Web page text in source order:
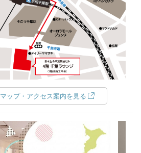
マップ・アクセス案内を見る